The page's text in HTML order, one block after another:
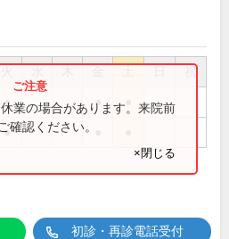
祝
● ●
●
業の場合があります。来院前
確認ください。
×閉じる
初診・再診電話受付